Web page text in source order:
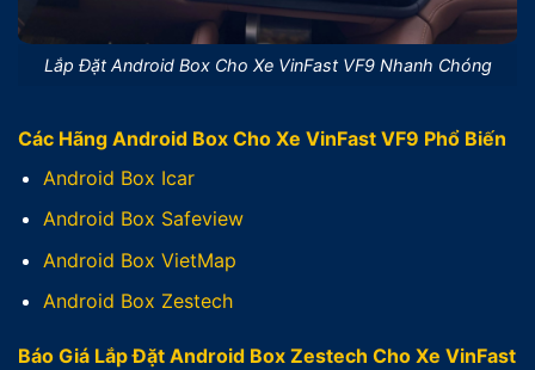
Lắp Đặt Android Box Cho Xe VinFast VF9 Nhanh Chóng
Các Hãng Android Box Cho Xe VinFast VF9 Phổ Biến
Android Box Icar
Android Box Safeview
Android Box VietMap
Android Box Zestech
Báo Giá Lắp Đặt Android Box Zestech Cho Xe VinFast